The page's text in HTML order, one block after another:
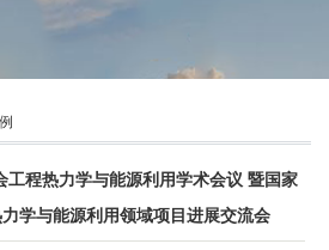
工程热力学与能源利用学术会议 暨国家
学与能源利用领域项目进展交流会